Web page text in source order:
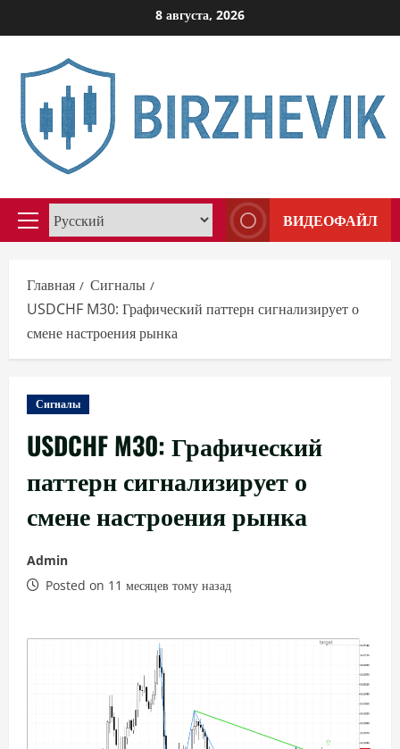
к
содержимому
8 августа, 2026
Основное
ВИДЕОФАЙЛ
Главная
Сигналы
USDCHF M30: Графический паттерн сигнализирует о
смене настроения рынка
Сигналы
USDCHF M30: Графический
паттерн сигнализирует о
смене настроения рынка
Admin
Posted on 11 месяцев тому назад